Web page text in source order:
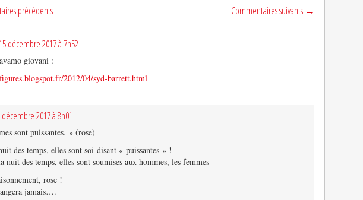
précédents Commentaires suivants →
15 décembre 2017 à 7h52
giovani :
2012/04/syd-barrett.html
décembre 2017 à 8h01
sont puissantes. » (rose)
des temps, elles sont soi-disant « puissantes » !
nuit des temps, elles sont soumises aux hommes, les femmes
rose !
jamais….